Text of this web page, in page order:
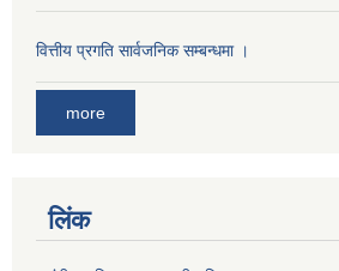
वित्तीय प्रगति सार्वजनिक सम्बन्धमा ।
more
लिंक